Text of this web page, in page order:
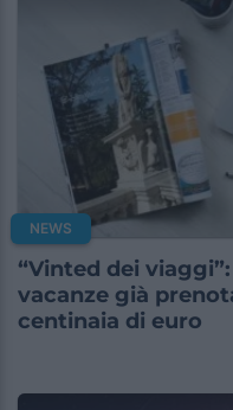
NEWS
“Vinted dei
vacanze già
centinaia di euro